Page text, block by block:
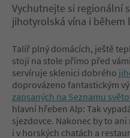
Vychutnejte si regionální
jihotyrolská vína i během
Talíř plný domácích, ještě
stojí na stole přímo před
servíruje sklenici dobrého
doprovázeno fantastickým
zapsaných na Seznamu
hlavní hřeben Alp: Tak
sjezdovce. Nakonec by to
i v horských chatách a